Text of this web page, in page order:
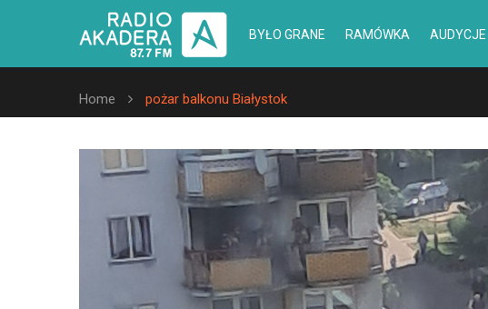
BYŁO GRANE RAMÓWKA AUDYCJE
Home pożar balkonu Białystok